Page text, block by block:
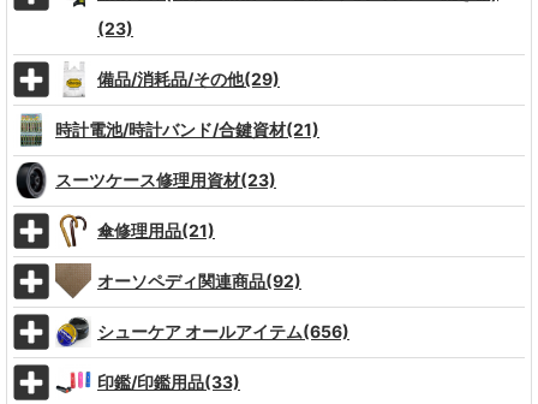
(23)
備品/消耗品/その他(29)
時計電池/時計バンド/合鍵資材(21)
スーツケース修理用資材(23)
傘修理用品(21)
オーソペディ関連商品(92)
シューケア オールアイテム(656)
印鑑/印鑑用品(33)